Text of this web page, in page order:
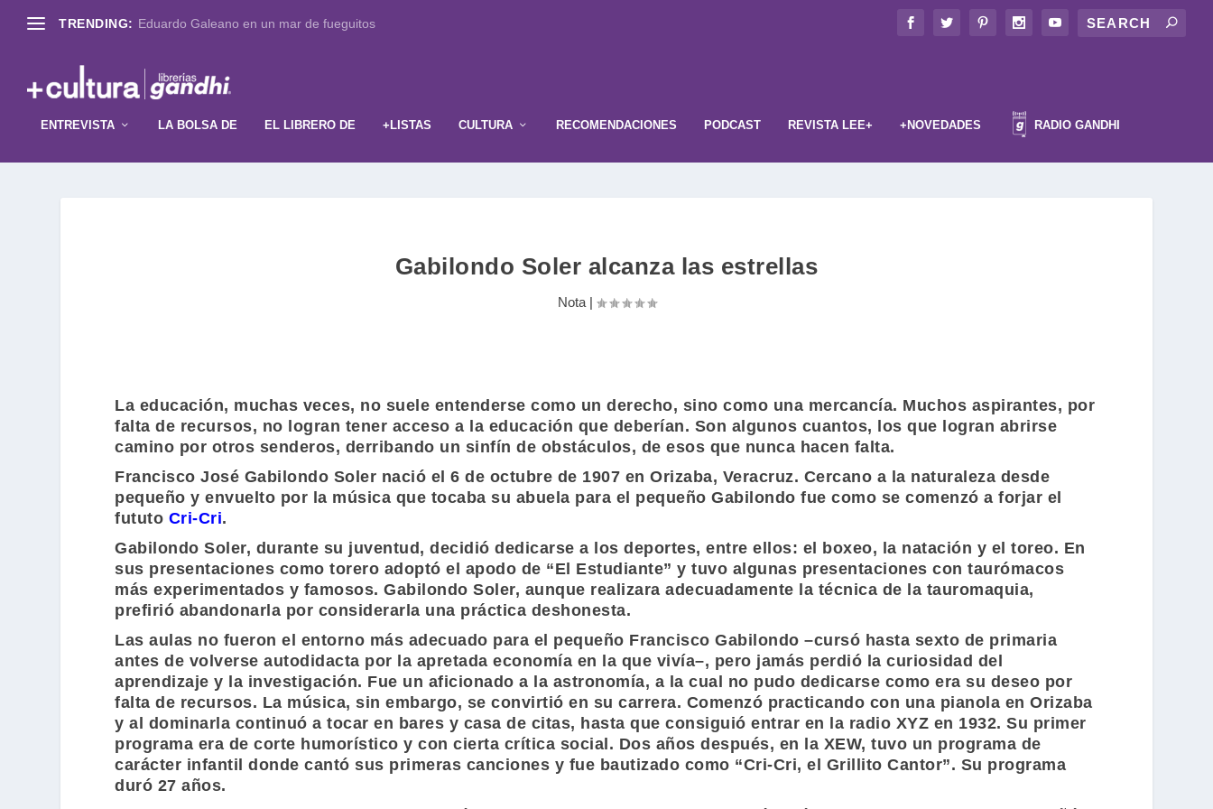
TRENDING: Eduardo Galeano en un mar de fueguitos
ENTREVISTA LA BOLSA DE EL LIBRERO DE +LISTAS CULTURA RECOMENDACIONES PODCAST REVISTA LEE+ +NOVEDADES RADIO GANDHI
Gabilondo Soler alcanza las estrellas
Nota|
La educación, muchas veces, no suele entenderse como un derecho, sino como una mercancía. Muchos aspirantes, por
falta de recursos, no logran tener acceso a la educación que deberían. Son algunos cuantos, los que logran abrirse
camino por otros senderos, derribando un sinfín de obstáculos, de esos que nunca hacen falta.
Francisco José Gabilondo Soler nació el 6 de octubre de 1907 en Orizaba, Veracruz. Cercano a la naturaleza desde
pequeño y envuelto por la música que tocaba su abuela para el pequeñoGabilondo fue como se comenzó a forjar el
fututo Cri-Cri.
Gabilondo Soler, durante su juventud, decidió dedicarse a los deportes, entre ellos: el boxeo, la natación y el toreo. En
sus presentaciones como torero adoptó el apodo de “El Estudiante” y tuvo algunas presentaciones con taurómacos
más experimentados y famosos.Gabilondo Soler, aunque realizara adecuadamente la técnica de la tauromaquia,
prefirió abandonarla por considerarla una práctica deshonesta.
Las aulas no fueron el entorno más adecuado para el pequeño Francisco Gabilondo –cursó hasta sexto de primaria
antes de volverse autodidacta por la apretada economía en la que vivía–, pero jamás perdió la curiosidad del
aprendizaje y la investigación. Fue un aficionado a la astronomía, a la cual no pudo dedicarse como era su deseo por
falta de recursos. La música, sin embargo, se convirtió en su carrera. Comenzó practicando con una pianola en Orizaba
y al dominarla continuó a tocar en bares y casa de citas, hasta que consiguió entrar en la radio XYZ en 1932. Su primer
programa era de corte humorístico y con cierta crítica social. Dos años después, en la XEW, tuvo un programa de
carácter infantil donde cantó sus primeras canciones y fue bautizado como “Cri-Cri, el Grillito Cantor”. Su programa
duró 27 años.